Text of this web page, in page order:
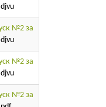
№2 за
№2 за
№2 за